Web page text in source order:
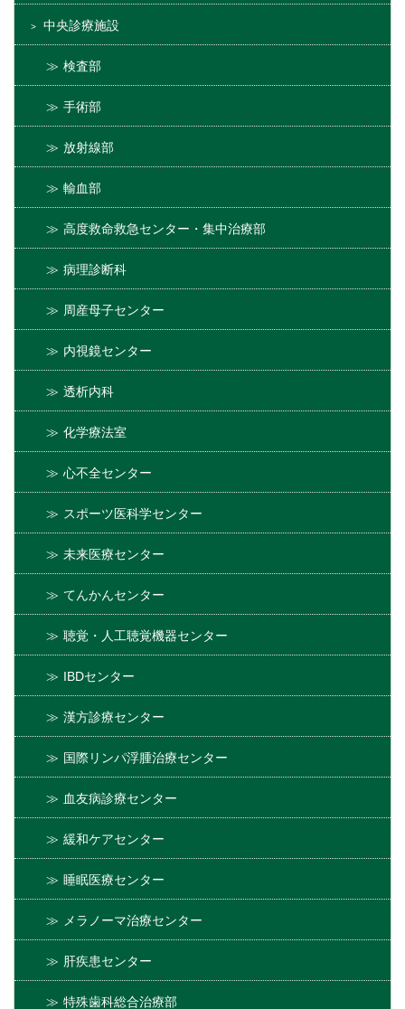
中央診療施設
検査部
手術部
放射線部
輸血部
高度救命救急センター・集中治療部
病理診断科
周産母子センター
内視鏡センター
透析内科
化学療法室
心不全センター
スポーツ医科学センター
未来医療センター
てんかんセンター
聴覚・人工聴覚機器センター
IBDセンター
漢方診療センター
国際リンパ浮腫治療センター
血友病診療センター
緩和ケアセンター
睡眠医療センター
メラノーマ治療センター
肝疾患センター
特殊歯科総合治療部